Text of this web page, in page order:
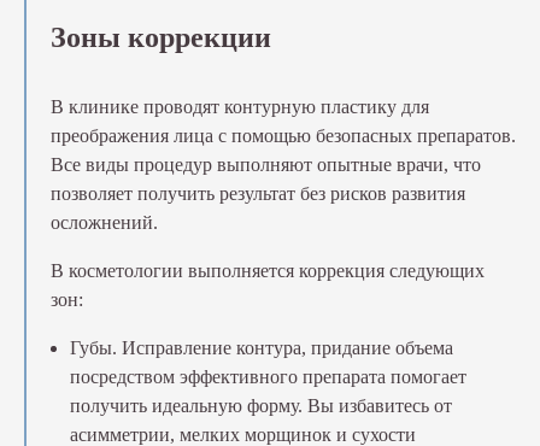
Зоны коррекции
В клинике проводят контурную пластику для
преображения лица с помощью безопасных препаратов.
Все виды процедур выполняют опытные врачи, что
позволяет получить результат без рисков развития
осложнений.
В косметологии выполняется коррекция следующих
зон:
Губы. Исправление контура, придание объема
посредством эффективного препарата помогает
получить идеальную форму. Вы избавитесь от
асимметрии, мелких морщинок и сухости